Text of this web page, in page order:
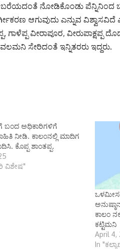
ಬರೆಯದಂತೆ ನೋಡಿಕೊಂಡು ಪೆನ್ನಿನಿಂದ
ಆಗುವುದು ಎನ್ನುವ ವಿಶ್ವಾಸವಿದೆ
ವೀರಾಪೂರ, ವೀರುಪಾಕ್ಷಪ್ಪ
ಸೇರಿದಂತೆ ಇನ್ನಿತರರು ಇದ್ದರು.
ಬಂದ ಅಧಿಕಾರಿಗಳಿಗೆ
ನೀಡಿ. ಕಾಲಂನಲ್ಲಿ ಮಾದಿಗ
ಕೊಪ್ಪ ಶಾಂತಪ್ಪ.
ವಿಶೇಷ"
ಕಾಲಂ
ಕಟ್ಟಿಮನಿ
April 4,
In